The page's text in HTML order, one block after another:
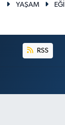
YAŞAM
RSS